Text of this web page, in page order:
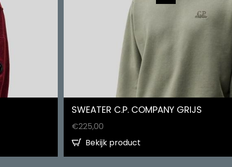
SWEATER C.P. COMPANY GRIJS
€225,00
Bekijk product